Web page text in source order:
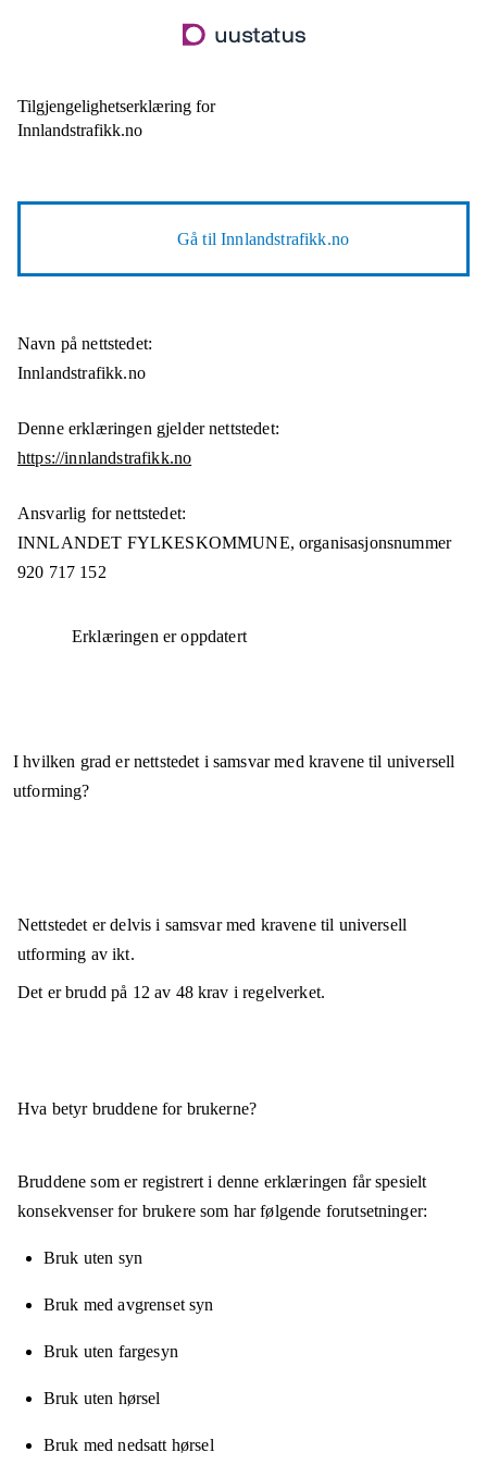
til
Tilgjengelighetserklæring for
Innlandstrafikk.no
Gå tilInnlandstrafikk.no
Navn på nettstedet:
Innlandstrafikk.no
Denne erklæringen gjelder nettstedet:
https://innlandstrafikk.no
Ansvarlig for nettstedet:
INNLANDET FYLKESKOMMUNE,organisasjonsnummer
920 717 152
Erklæringen er oppdatert
I hvilken grad er nettstedet i samsvar med kravene til universell
utforming?
Nettstedet erdelvis i samsvarmed kravene til universell
utforming av ikt.
Det er brudd på 12av 48krav i regelverket.
Hva betyr bruddene for brukerne?
Bruddene som er registrert i denne erklæringen får spesielt
konsekvenser for brukere som har følgende forutsetninger:
Bruk uten syn
Bruk med avgrenset syn
Bruk uten fargesyn
Bruk uten hørsel
Bruk med nedsatt hørsel